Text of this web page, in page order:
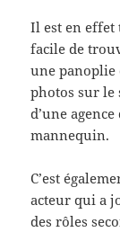
Il est en effet
facile de
une panoplie
photos sur le
d’une agence
mannequin.
C’est
acteur qui a
des rôles